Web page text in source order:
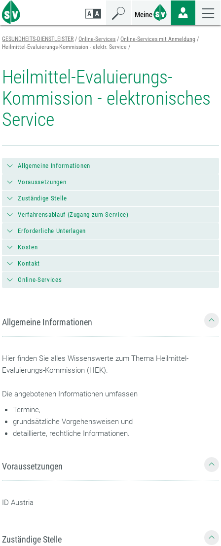
Zum
Seiteninhalt
springen
Zur
Navigation
springen
Zur
Mobilen
Navigation
springen
GESUNDHEITS-DIENSTLEISTER Online-Services
Online-Services mit Anmeldung
Heilmittel-Evaluierungs-Kommission - elektr. Service
Heilmittel-Evaluierungs-
Kommission - elektronisches
Service
Allgemeine Informationen
Voraussetzungen
Zuständige Stelle
Verfahrensablauf (Zugang zum Service)
Erforderliche Unterlagen
Kosten
Kontakt
Online-Services
Allgemeine Informationen
Hier finden Sie alles Wissenswerte zum Thema Heilmittel-
Evaluierungs-Kommission (HEK).
Die angebotenen Informationen umfassen
Termine,
grundsätzliche Vorgehensweisen und
detaillierte, rechtliche Informationen.
Voraussetzungen
ID Austria
Zuständige Stelle